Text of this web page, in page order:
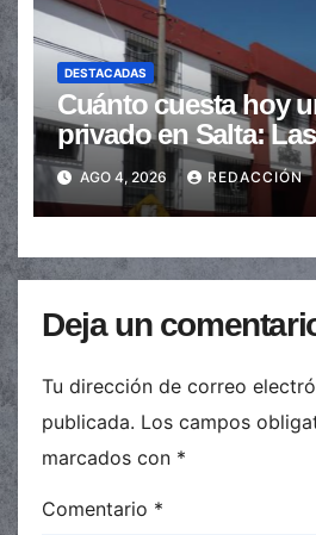
DESTACADAS
Cuánto cuesta hoy
privado en Salta:
de $110.000 a más
AGO 4, 2026 REDACCIÓN
Deja un
Tu dirección de correo
publicada. Los campos
marcados con *
Comentario *